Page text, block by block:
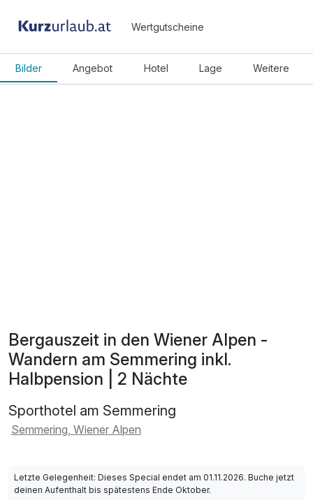
Wertgutscheine
Bilder Angebot Hotel Lage Weitere
Bergauszeit in den Wiener Alpen -
Wandern am Semmering inkl.
Halbpension | 2 Nächte
Sporthotel am Semmering
Semmering, Wiener Alpen
Letzte Gelegenheit: Dieses Special endet am 01.11.2026. Buche jetzt
deinen Aufenthalt bis spätestens Ende Oktober.